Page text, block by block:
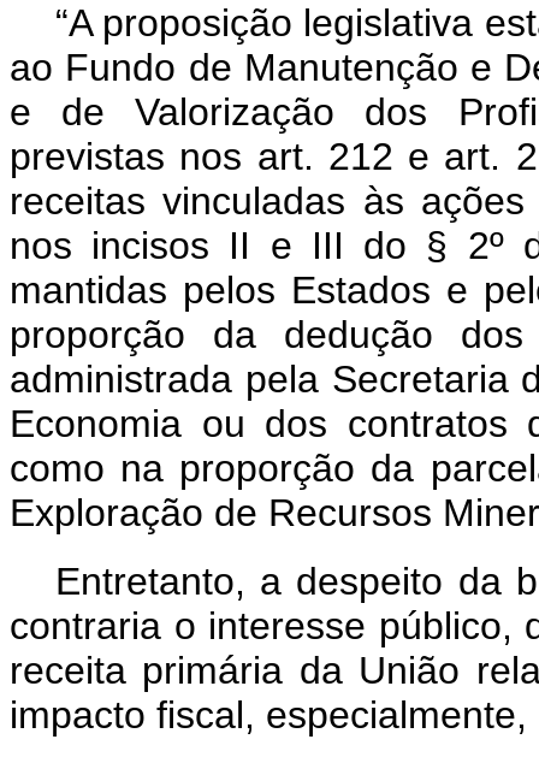
“A proposição legislativa
ao Fundo de Manutenção e
e de Valorização dos
previstas nos art. 212 e art.
receitas vinculadas às
nos incisos II e III do § 2º
mantidas pelos Estados e
proporção da dedução
administrada pela Secretaria
Economia ou dos
como na proporção da
Exploração de Recursos
Entretanto, a despeito da
contraria o interesse público,
receita primária da União
impacto fiscal,